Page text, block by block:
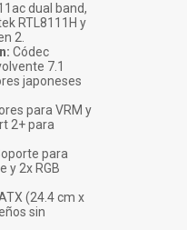
dual band,
RTL8111H y
2.
Códec
7.1
japoneses
para VRM y
2+ para
para
y 2x RGB
(24.4 cm x
sin